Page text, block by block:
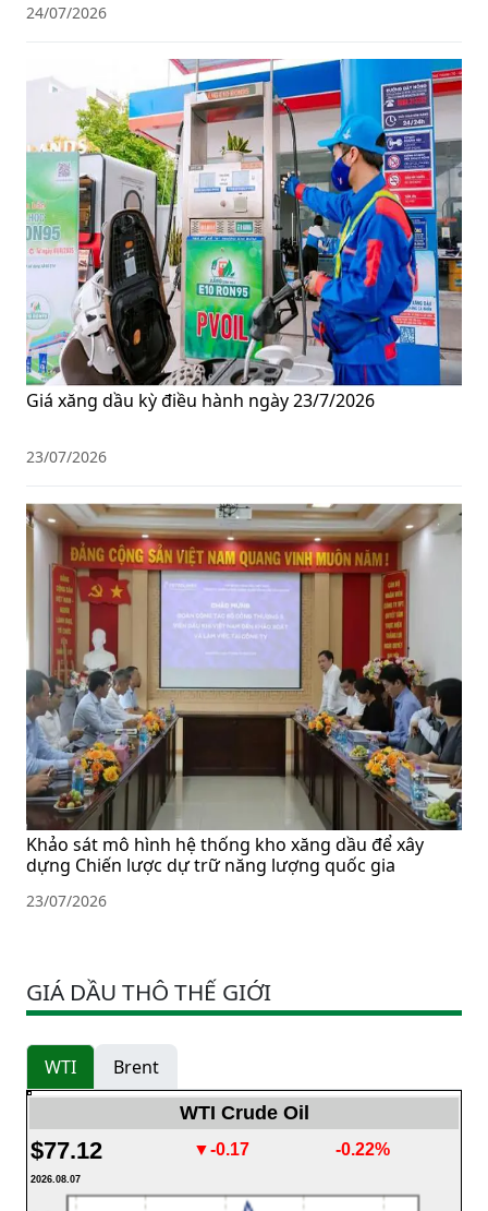
24/07/2026
Giá xăng dầu kỳ điều hành ngày 23/7/2026
23/07/2026
Khảo sát mô hình hệ thống kho xăng dầu để xây
dựng Chiến lược dự trữ năng lượng quốc gia
23/07/2026
GIÁ DẦU THÔ THẾ GIỚI
WTI Brent
WTI Crude Oil
$77.12 ▼-0.17 -0.22%
2026.08.07